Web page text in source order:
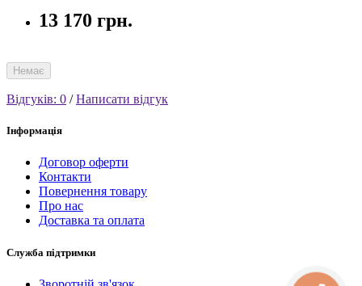
13 170 грн.
Немає
Відгуків: 0 /Написати відгук
Інформація
Договор оферти
Контакти
Повернення товару
Про нас
Доставка та оплата
Служба підтримки